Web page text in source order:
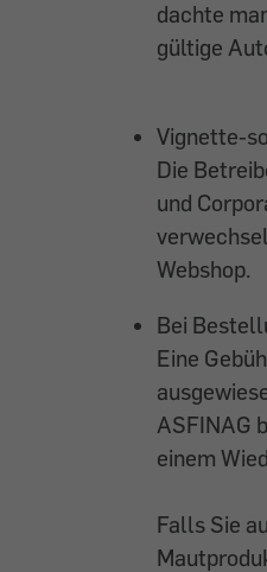
dachte
gültige
Vignette-
Die
und
Webshop.
Bei
Eine
ASFINAG
einem
Falls Sie